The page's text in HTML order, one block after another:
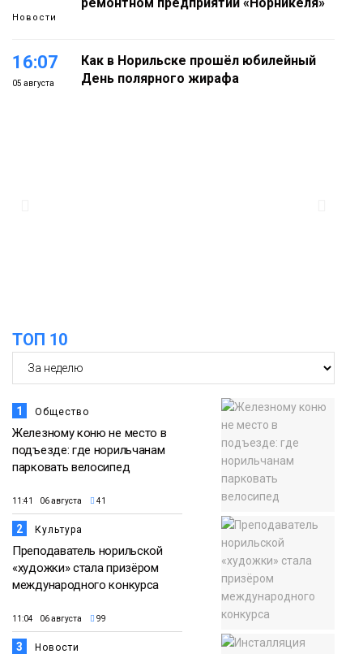
Новости
16:07
05 августа
Как в Норильске прошёл юбилейный
День полярного жирафа
ТОП 10
1 Общество
Железному коню не место в
подъезде: где норильчанам
парковать велосипед
11:41 06 августа 41
2 Культура
Преподаватель норильской
«художки» стала призёром
международного конкурса
11:04 06 августа 99
3 Новости